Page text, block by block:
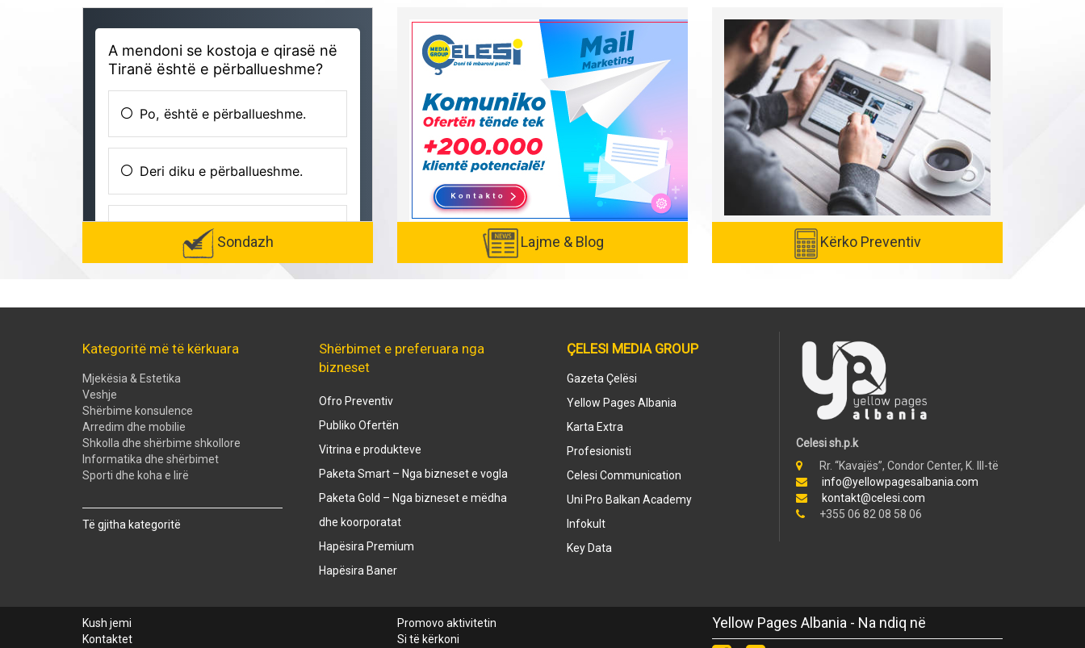
Sondazh Lajme & Blog Kërko Preventiv
Kategoritë më të kërkuara
Mjekësia & Estetika
Veshje
Shërbime konsulence
Arredim dhe mobilie
Shkolla dhe shërbime shkollore
Informatika dhe shërbimet
Sporti dhe koha e lirë
Të gjitha kategoritë
Shërbimet e preferuara nga
bizneset
Ofro Preventiv
Publiko Ofertën
Vitrina e produkteve
Paketa Smart – Nga bizneset e vogla
Paketa Gold – Nga bizneset e mëdha
dhe koorporatat
Hapësira Premium
Hapësira Baner
ÇELESI MEDIA GROUP
Gazeta Çelësi
Yellow Pages Albania
Karta Extra
Profesionisti
Celesi Communication
Uni Pro Balkan Academy
Infokult
Key Data
Celesi sh.p.k
Rr. “Kavajës”, Condor Center, K. III-të
info@yellowpagesalbania.com
kontakt@celesi.com
+355 06 82 08 58 06
Kush jemi
Kontaktet
Promovo aktivitetin
Si të kërkoni
Yellow Pages Albania - Na ndiq në